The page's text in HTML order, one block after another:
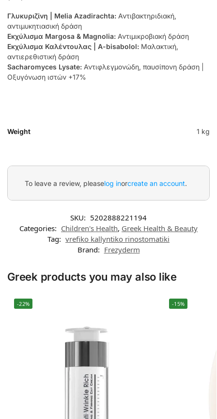
Γλυκυριζίνη | Melia Azadirachta: Αντιβακτηριδιακή,
αντιμυκητιασική δράση
Εκχύλισμα Margosa & Magnolia: Αντιμικροβιακή δράση
Εκχύλισμα Καλέντουλας | Α-bisabolol: Μαλακτική,
αντιερεθιστική δράση
Sacharomyces Lysate: Αντιφλεγμονώδη, παυσίπονη δράση |
Οξυγόνωση ιστών +17%
Weight 1 kg
To leave a review, pleaselog inorcreate an account.
SKU: 5202888221194
Categories: Children's Health, Greek Health & Beauty
Tag: vrefiko kallyntiko rinostomatiki
Brand: Frezyderm
Greek products you may also like
-22% -15%